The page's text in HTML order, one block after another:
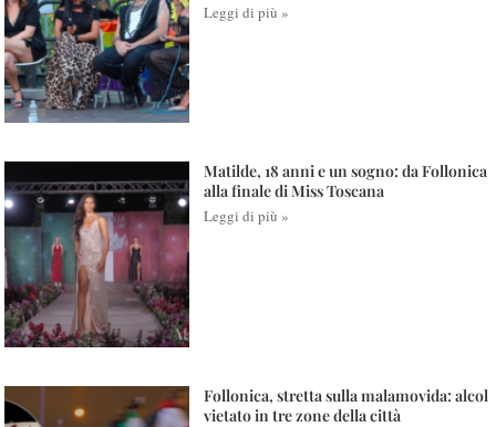
Leggi di più »
Matilde, 18 anni e un sogno: da Follonica
alla finale di Miss Toscana
Leggi di più »
Follonica, stretta sulla malamovida: alcol
vietato in tre zone della città